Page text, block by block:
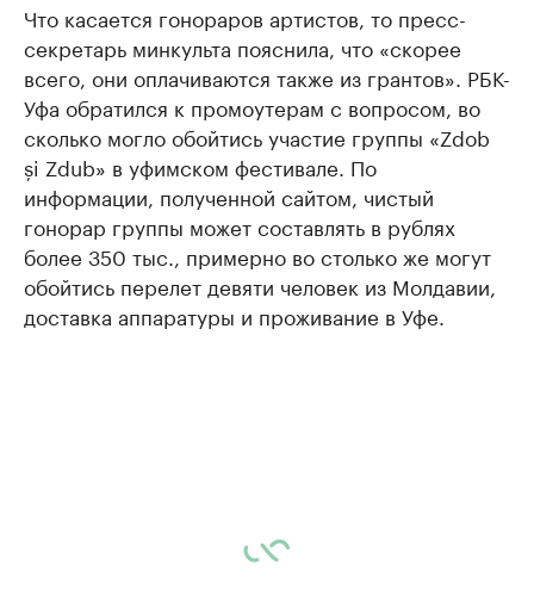
Что касается гонораров артистов, то пресс-
секретарь минкульта пояснила, что «скорее
всего, они оплачиваются также из грантов». РБК-
Уфа обратился к промоутерам с вопросом, во
сколько могло обойтись участие группы «Zdob
și Zdub» в уфимском фестивале. По
информации, полученной сайтом, чистый
гонорар группы может составлять в рублях
более 350 тыс., примерно во столько же могут
обойтись перелет девяти человек из Молдавии,
доставка аппаратуры и проживание в Уфе.